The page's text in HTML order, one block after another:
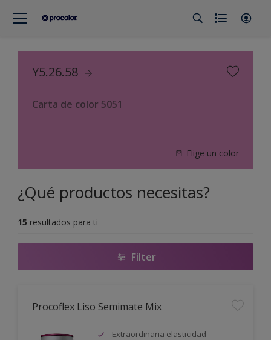
Y5.26.58
Carta de color 5051
Elige un color
¿Qué productos necesitas?
15 resultados para ti
Filter
Procoflex Liso Semimate Mix
Extraordinaria elasticidad